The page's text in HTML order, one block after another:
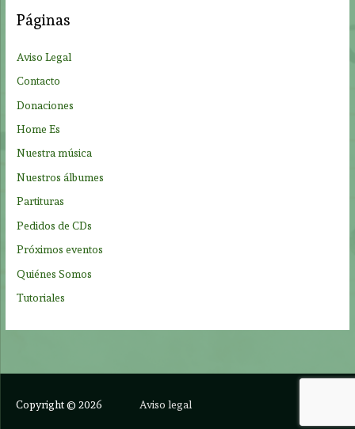
r
:
Páginas
Aviso Legal
Contacto
Donaciones
Home Es
Nuestra música
Nuestros álbumes
Partituras
Pedidos de CDs
Próximos eventos
Quiénes Somos
Tutoriales
Copyright © 2026 Aviso legal